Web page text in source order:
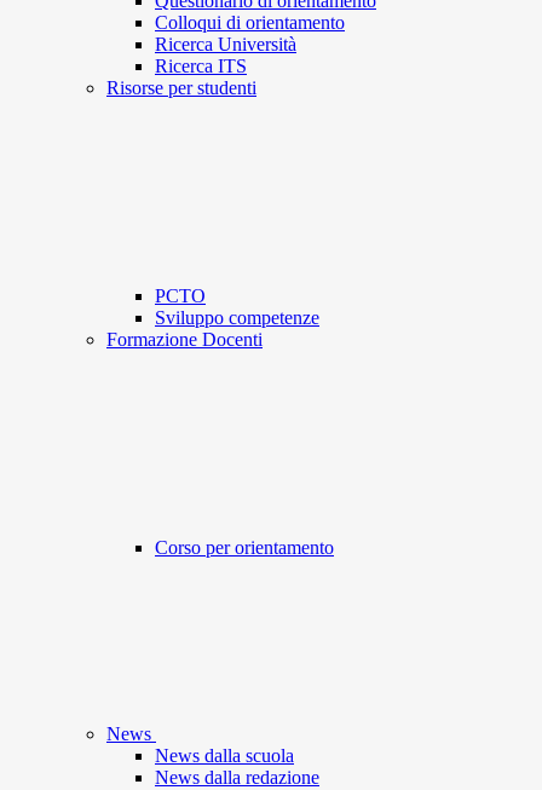
Colloqui di orientamento
Ricerca Università
Ricerca ITS
Risorse per studenti
PCTO
Sviluppo competenze
Formazione Docenti
Corso per orientamento
News
News dalla scuola
News dalla redazione